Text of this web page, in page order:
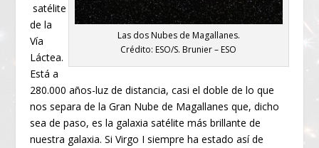
Las dos Nubes de Magallanes.
Crédito: ESO/S. Brunier – ESO
satélite
de la
Vía
Láctea.
Está a
280.000 años-luz de distancia, casi el doble de lo que
nos separa de la Gran Nube de Magallanes que, dicho
sea de paso, es la galaxia satélite más brillante de
nuestra galaxia. Si Virgo I siempre ha estado así de